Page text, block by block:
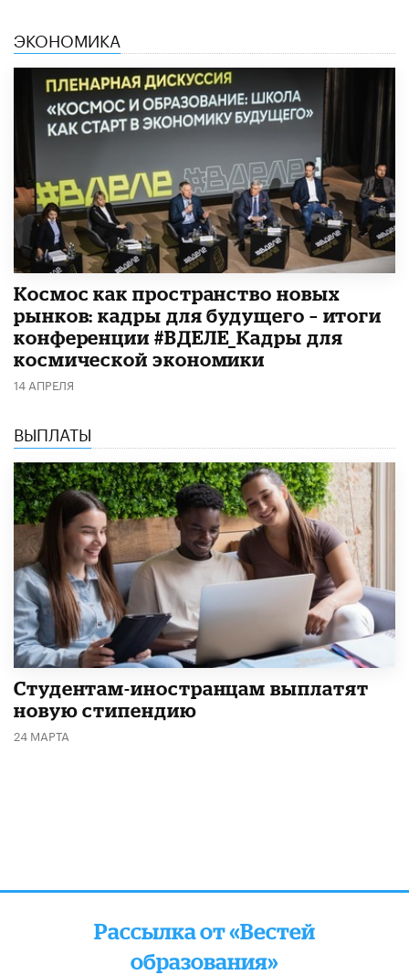
ЭКОНОМИКА
Космос как пространство новых
рынков: кадры для будущего – итоги
конференции #ВДЕЛЕ_Кадры для
космической экономики
14 АПРЕЛЯ
ВЫПЛАТЫ
Студентам-иностранцам выплатят
новую стипендию
24 МАРТА
Рассылка от «Вестей
образования»